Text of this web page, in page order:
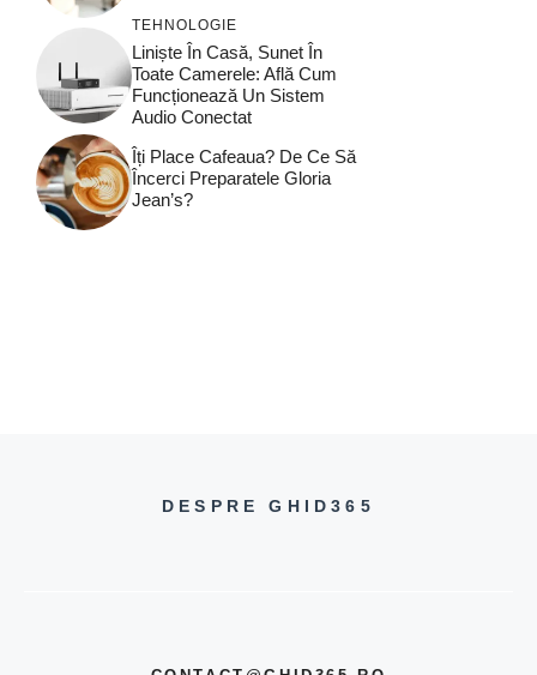
TEHNOLOGIE
Liniște În Casă, Sunet În
Toate Camerele: Află Cum
Funcționează Un Sistem
Audio Conectat
Îți Place Cafeaua? De Ce Să
Încerci Preparatele Gloria
Jean’s?
DESPRE GHID365